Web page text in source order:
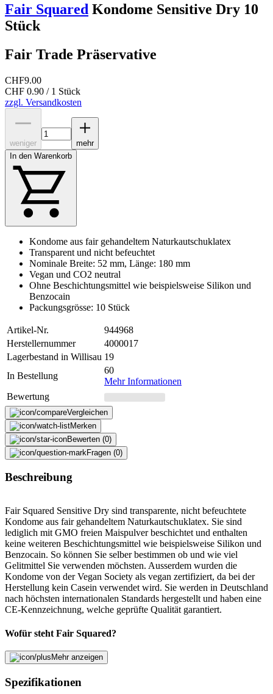
Fair Squared Kondome Sensitive Dry 10
Stück
Fair Trade Präservative
CHF9.00
CHF 0.90 / 1 Stück
zzgl. Versandkosten
weniger
mehr
In den Warenkorb
Kondome aus fair gehandeltem Naturkautschuklatex
Transparent und nicht befeuchtet
Nominale Breite: 52 mm, Länge: 180 mm
Vegan und CO2 neutral
Ohne Beschichtungsmittel wie beispielsweise Silikon und
Benzocain
Packungsgrösse: 10 Stück
Artikel-Nr.
944968
Herstellernummer
4000017
Lagerbestand in Willisau 19
In Bestellung
60
Mehr Informationen
Bewertung
Vergleichen
Merken
Bewerten (0)
Fragen (0)
Beschreibung
Fair Squared Sensitive Dry sind transparente, nicht befeuchtete
Kondome aus fair gehandeltem Naturkautschuklatex. Sie sind
lediglich mit GMO freien Maispulver beschichtet und enthalten
keine weiteren Beschichtungsmittel wie beispielsweise Silikon und
Benzocain. So können Sie selber bestimmen ob und wie viel
Gelitmittel Sie verwenden möchsten. Ausserdem wurden die
Kondome von der Vegan Society als vegan zertifiziert, da bei der
Herstellung kein Casein verwendet wird. Sie werden in Deutschland
nach höchsten internationalen Standards hergestellt und haben eine
CE-Kennzeichnung, welche geprüfte Qualität garantiert.
Wofür steht Fair Squared?
Fair Squared heisst so viel wie «fair im Quadrat» und steht für
Squared bedeutet konkret, dass ein Mehrpreis für die Inhaltsstoffe
aus armen Regionen der Welt bezahlt wird. Die Kleinbauern und
Mehr anzeigen
Spezifikationen